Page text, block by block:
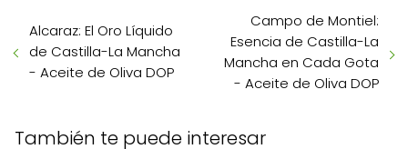
Alcaraz: El Oro Líquido
de Castilla-La Mancha
- Aceite de Oliva DOP
Campo de Montiel:
Esencia de Castilla-La
Mancha en Cada Gota
- Aceite de Oliva DOP
También te puede interesar